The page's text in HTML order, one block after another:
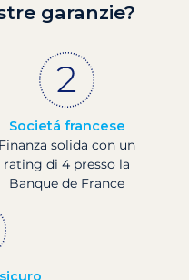
garanzie?
Societá francese
Finanza solida con un
rating di 4 presso la
Banque de France